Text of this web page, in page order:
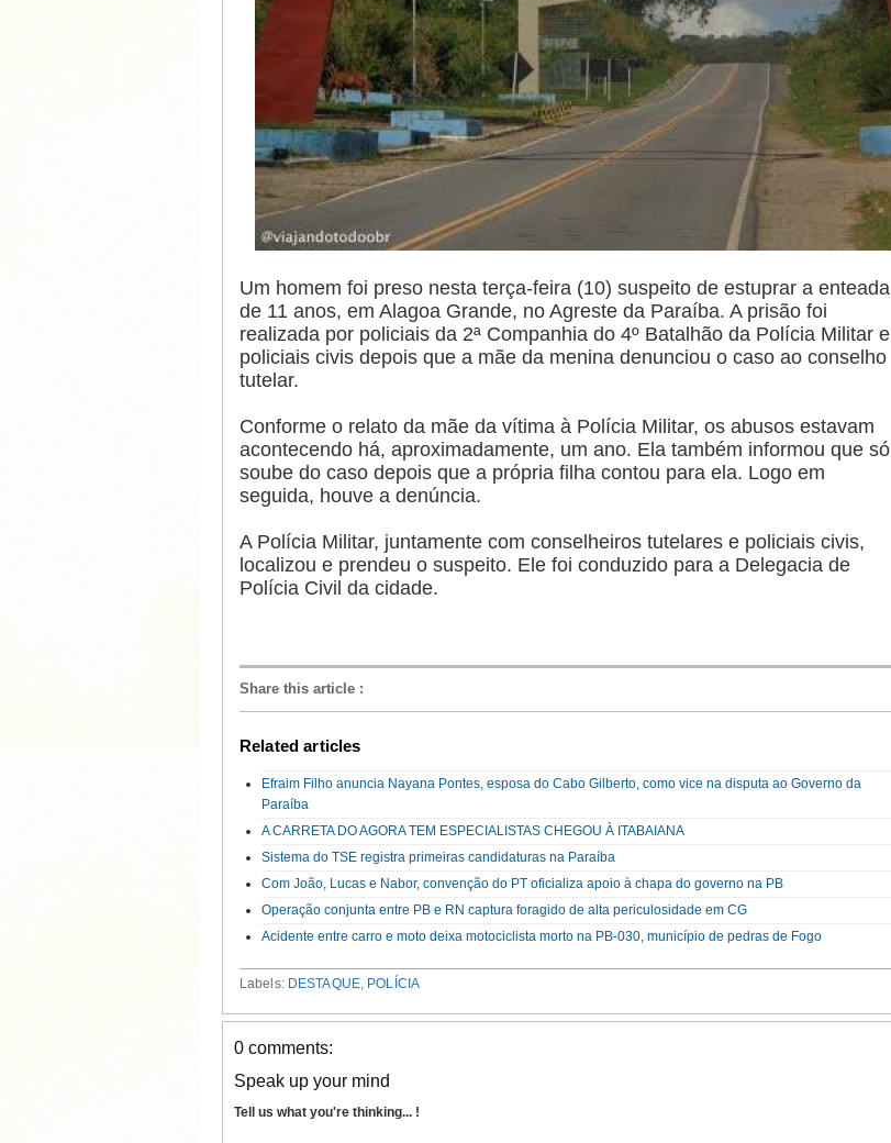
Um homem foi preso nesta terça-feira (10) suspeito de estuprar a enteada
de 11 anos, em Alagoa Grande, no Agreste da Paraíba. A prisão foi
realizada por policiais da 2ª Companhia do 4º Batalhão da Polícia Militar e
policiais civis depois que a mãe da menina denunciou o caso ao conselho
tutelar.
Conforme o relato da mãe da vítima à Polícia Militar, os abusos estavam
acontecendo há, aproximadamente, um ano. Ela também informou que só
soube do caso depois que a própria filha contou para ela. Logo em
seguida, houve a denúncia.
A Polícia Militar, juntamente com conselheiros tutelares e policiais civis,
localizou e prendeu o suspeito. Ele foi conduzido para a Delegacia de
Polícia Civil da cidade.
Share this article :
Related articles
Efraim Filho anuncia Nayana Pontes, esposa do Cabo Gilberto, como vice na disputa ao Governo da
Paraíba
A CARRETA DO AGORA TEM ESPECIALISTAS CHEGOU À ITABAIANA
Sistema do TSE registra primeiras candidaturas na Paraíba
Com João, Lucas e Nabor, convenção do PT oficializa apoio à chapa do governo na PB
Operação conjunta entre PB e RN captura foragido de alta periculosidade em CG
Acidente entre carro e moto deixa motociclista morto na PB-030, município de pedras de Fogo
Labels: DESTAQUE, POLÍCIA
0 comments:
Speak up your mind
Tell us what you're thinking... !